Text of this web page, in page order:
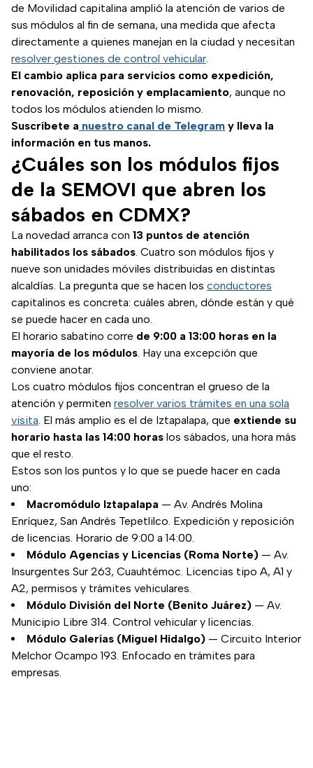
de Movilidad capitalina amplió la atención de varios de
sus módulos al fin de semana, una medida que afecta
directamente a quienes manejan en la ciudad y necesitan
resolver gestiones de control vehicular.
El cambio aplica para servicios como expedición,
renovación, reposición y emplacamiento, aunque no
todos los módulos atienden lo mismo.
Suscríbete a nuestro canal de Telegram y lleva la
información en tus manos.
¿Cuáles son los módulos fijos
de la SEMOVI que abren los
sábados en CDMX?
La novedad arranca con 13 puntos de atención
habilitados los sábados. Cuatro son módulos fijos y
nueve son unidades móviles distribuidas en distintas
alcaldías. La pregunta que se hacen los conductores
capitalinos es concreta: cuáles abren, dónde están y qué
se puede hacer en cada uno.
El horario sabatino corre de 9:00 a 13:00 horas en la
mayoría de los módulos. Hay una excepción que
conviene anotar.
Los cuatro módulos fijos concentran el grueso de la
atención y permiten resolver varios trámites en una sola
visita. El más amplio es el de Iztapalapa, que extiende su
horario hasta las 14:00 horas los sábados, una hora más
que el resto.
Estos son los puntos y lo que se puede hacer en cada
uno:
Macromódulo Iztapalapa — Av. Andrés Molina
Enríquez, San Andrés Tepetlilco. Expedición y reposición
de licencias. Horario de 9:00 a 14:00.
Módulo Agencias y Licencias (Roma Norte) — Av.
Insurgentes Sur 263, Cuauhtémoc. Licencias tipo A, A1 y
A2, permisos y trámites vehiculares.
Módulo División del Norte (Benito Juárez) — Av.
Municipio Libre 314. Control vehicular y licencias.
Módulo Galerías (Miguel Hidalgo) — Circuito Interior
Melchor Ocampo 193. Enfocado en trámites para
empresas.